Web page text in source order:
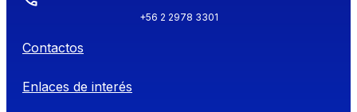
+56 2 2978 3301
Contactos
Enlaces de interés